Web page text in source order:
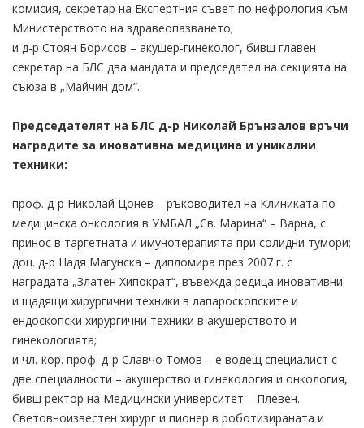
комисия, секретар на Експертния съвет по нефрология към
Министерството на здравеопазването;
и д-р Стоян Борисов – акушер-гинеколог, бивш главен
секретар на БЛС два мандата и председател на секцията на
съюза в „Майчин дом“.
Председателят на БЛС д-р Николай Брънзалов връчи
наградите за иновативна медицина и уникални
техники:
проф. д-р Николай Цонев – ръководител на Клиниката по
медицинска онкология в УМБАЛ „Св. Марина“ – Варна, с
принос в таргетната и имунотерапията при солидни тумори;
доц. д-р Надя Магунска – дипломира през 2007 г. с
наградата „Златен Хипократ“, въвежда редица иновативни
и щадящи хирургични техники в лапароскопските и
ендоскопски хирургични техники в акушерството и
гинекологията;
и чл.-кор. проф. д-р Славчо Томов – е водещ специалист с
две специалности – акушерство и гинекология и онкология,
бивш ректор на Медицински университет – Плевен.
Световноизвестен хирург и пионер в роботизираната и